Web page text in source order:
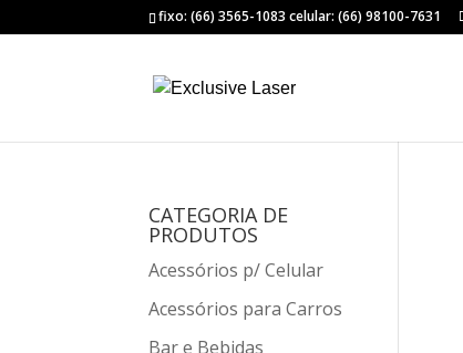
fixo: (66) 3565-1083 celular: (66) 98100-7631
CATEGORIA DE
PRODUTOS
Acessórios p/ Celular
Acessórios para Carros
Bar e Bebidas